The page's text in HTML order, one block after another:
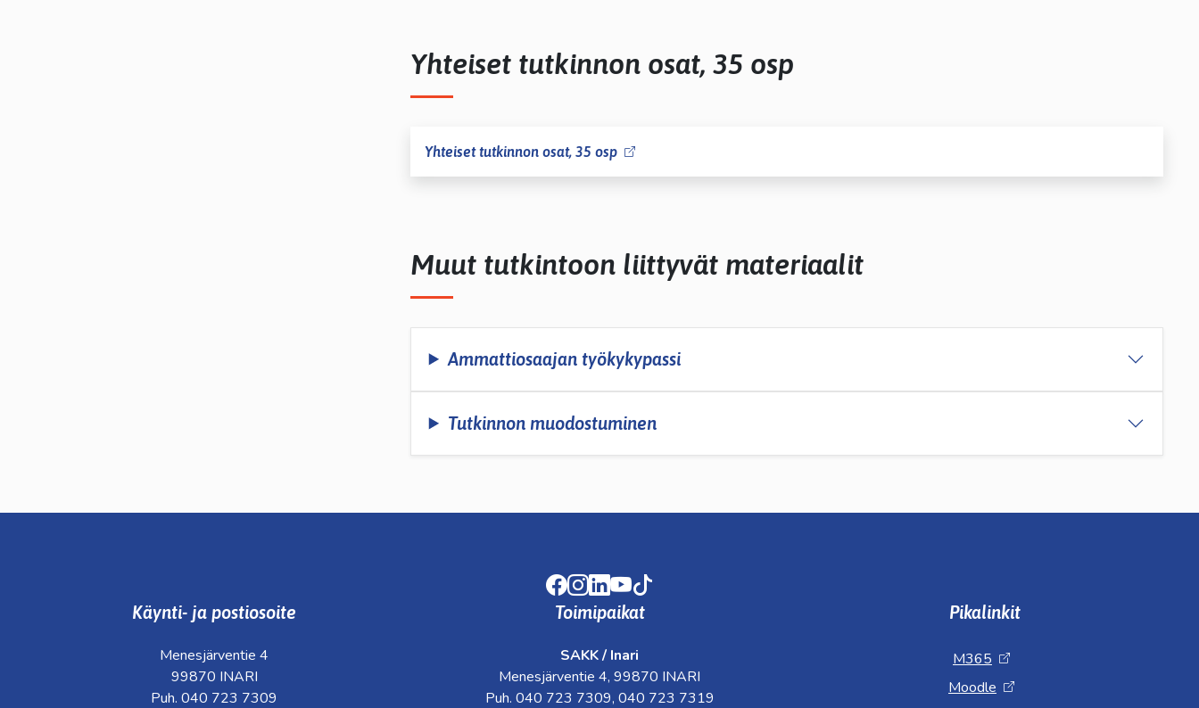
Yhteiset tutkinnon osat, 35 osp
Yhteiset tutkinnon osat, 35 osp
Muut tutkintoon liittyvät materiaalit
Ammattiosaajan työkykypassi
Tutkinnon muodostuminen
Facebook
Instagram
LinkedIn
Youtube
Käynti- ja postiosoite
Menesjärventie 4
99870 INARI
Puh. 040 723 7309
Toimipaikat
SAKK / Inari
Menesjärventie 4, 99870 INARI
Puh. 040 723 7309, 040 723 7319
Pikalinkit
M365
Moodle